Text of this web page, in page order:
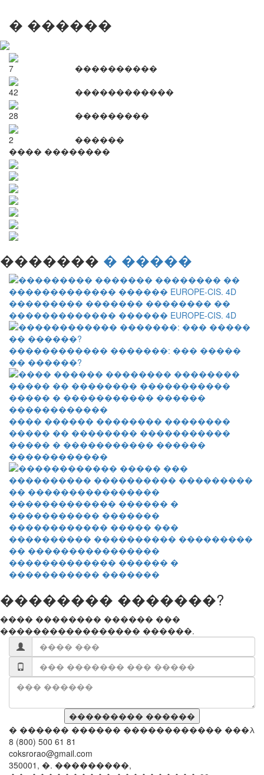
� ������
7 ����������
42 ������������
28 ���������
2
������
���� ��������
������� � �����
��������� ������� �������� ��
������������� ������ EUROPE-CIS. 4D
������������ �������: ��� �����
�� ������?
���� ������ �������� ��������
����� �� �������� �����������
����� � ����������� ������
������������
������������ ����� ���
���������� ���������� ���������
�� ����������������
������������� ������ �
����������� �������
�������� �������?
���� �������� ������ ���
����������������� ������.
� ������ ������ ������������ ���λ
8 (800) 500 61 81
coksrorao@gmail.com
350001, �. ���������,